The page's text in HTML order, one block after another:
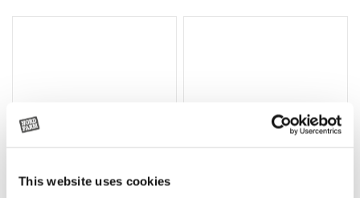
This website uses cookies